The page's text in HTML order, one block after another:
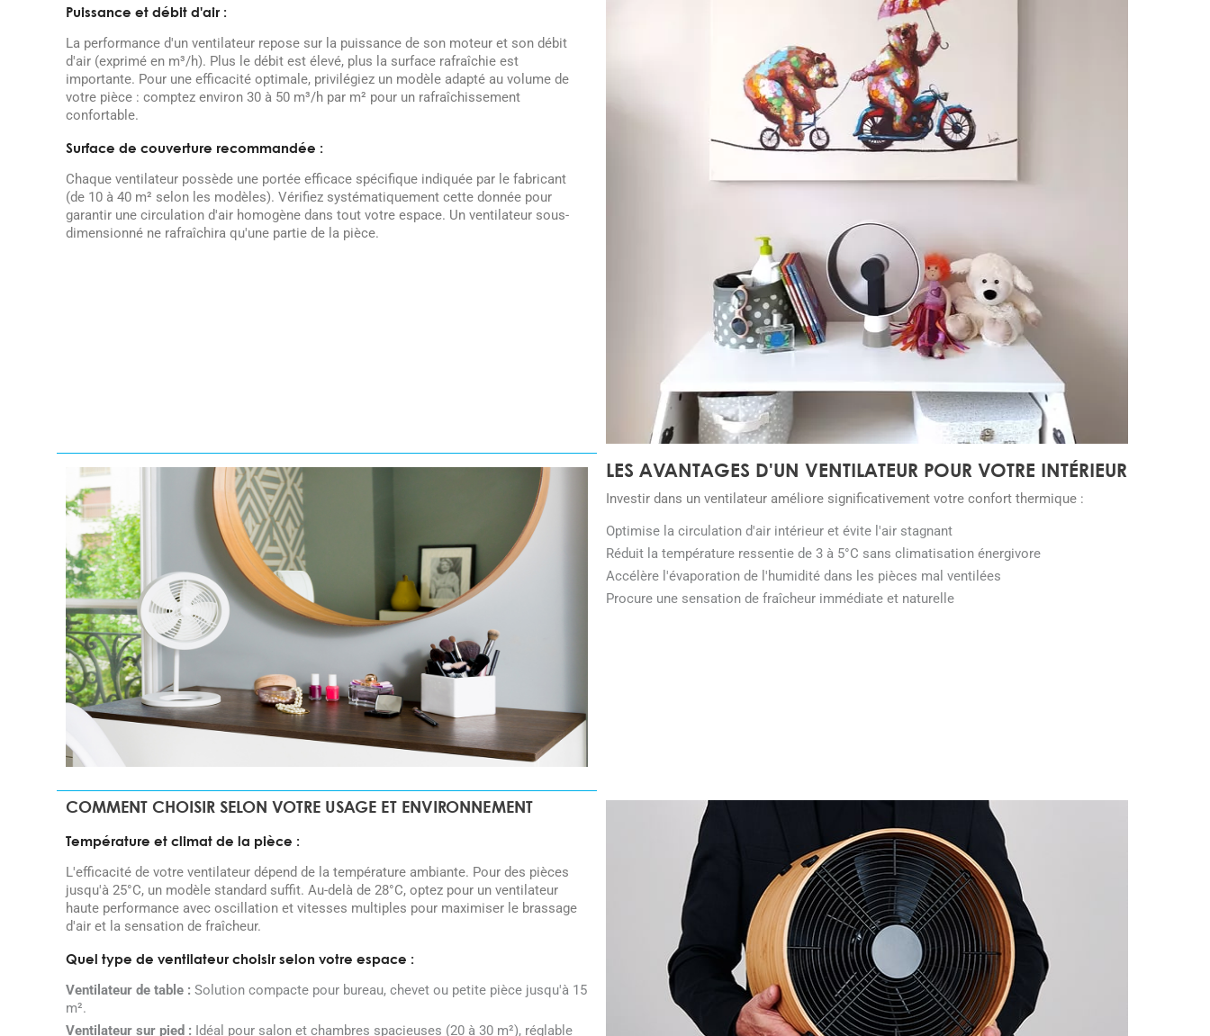
Puissance et débit d'air :
La performance d'un ventilateur repose sur la puissance de son moteur et son débit
d'air (exprimé en m³/h). Plus le débit est élevé, plus la surface rafraîchie est
importante. Pour une efficacité optimale, privilégiez un modèle adapté au volume de
votre pièce : comptez environ 30 à 50 m³/h par m² pour un rafraîchissement
confortable.
Surface de couverture recommandée :
Chaque ventilateur possède une portée efficace spécifique indiquée par le fabricant
(de 10 à 40 m² selon les modèles). Vérifiez systématiquement cette donnée pour
garantir une circulation d'air homogène dans tout votre espace. Un ventilateur sous-
dimensionné ne rafraîchira qu'une partie de la pièce.
LES AVANTAGES D'UN VENTILATEUR POUR VOTRE INTÉRIEUR
Investir dans un ventilateur améliore significativement votre confort thermique :
Optimise la circulation d'air intérieur et évite l'air stagnant
Réduit la température ressentie de 3 à 5°C sans climatisation énergivore
Accélère l'évaporation de l'humidité dans les pièces mal ventilées
Procure une sensation de fraîcheur immédiate et naturelle
COMMENT CHOISIR SELON VOTRE USAGE ET ENVIRONNEMENT
Température et climat de la pièce :
L'efficacité de votre ventilateur dépend de la température ambiante. Pour des pièces
jusqu'à 25°C, un modèle standard suffit. Au-delà de 28°C, optez pour un ventilateur
haute performance avec oscillation et vitesses multiples pour maximiser le brassage
d'air et la sensation de fraîcheur.
Quel type de ventilateur choisir selon votre espace :
Ventilateur de table : Solution compacte pour bureau, chevet ou petite pièce jusqu'à 15
m².
Ventilateur sur pied : Idéal pour salon et chambres spacieuses (20 à 30 m²), réglable